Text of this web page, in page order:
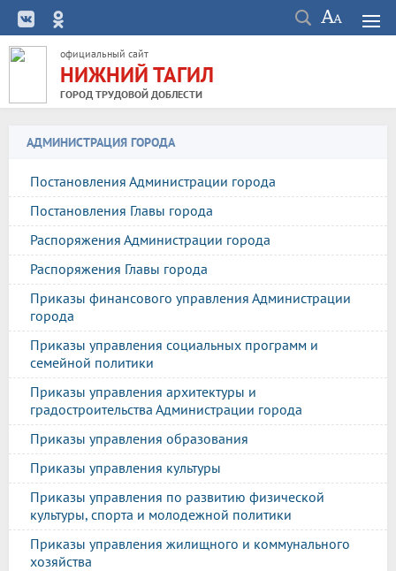
официальный сайт
НИЖНИЙ ТАГИЛ
ГОРОД ТРУДОВОЙ ДОБЛЕСТИ
АДМИНИСТРАЦИЯ ГОРОДА
Постановления Администрации города
Постановления Главы города
Распоряжения Администрации города
Распоряжения Главы города
Приказы финансового управления Администрации
города
Приказы управления социальных программ и
семейной политики
Приказы управления архитектуры и
градостроительства Администрации города
Приказы управления образования
Приказы управления культуры
Приказы управления по развитию физической
культуры, спорта и молодежной политики
Приказы управления жилищного и коммунального
хозяйства